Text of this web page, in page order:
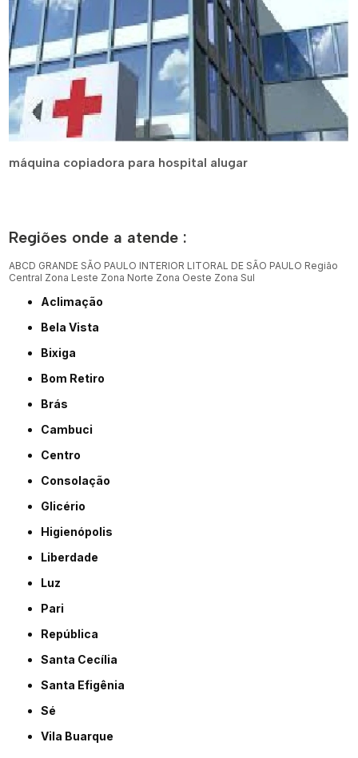
máquina copiadora para hospital alugar
Regiões onde a atende :
ABCD GRANDE SÃO PAULO INTERIOR LITORAL DE SÃO PAULO Região
Central Zona Leste Zona Norte Zona Oeste Zona Sul
Aclimação
Bela Vista
Bixiga
Bom Retiro
Brás
Cambuci
Centro
Consolação
Glicério
Higienópolis
Liberdade
Luz
Pari
República
Santa Cecília
Santa Efigênia
Sé
Vila Buarque